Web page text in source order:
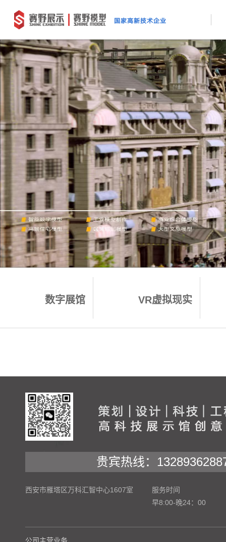
数字展馆 VR虚拟现实
贵宾热线：
西安市雁塔区万科汇智中心1607室
服务时间
早8:00-晚24：00